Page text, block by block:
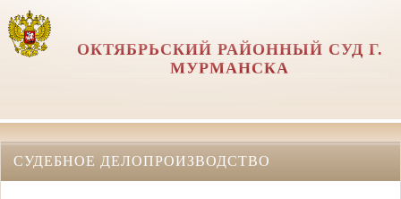
ОКТЯБРЬСКИЙ РАЙОННЫЙ СУД Г.
МУРМАНСКА
СУДЕБНОЕ ДЕЛОПРОИЗВОДСТВО